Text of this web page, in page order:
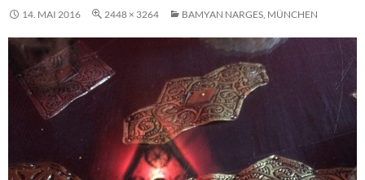
14. MAI 2016 2448 × 3264 BAMYAN NARGES, MÜNCHEN